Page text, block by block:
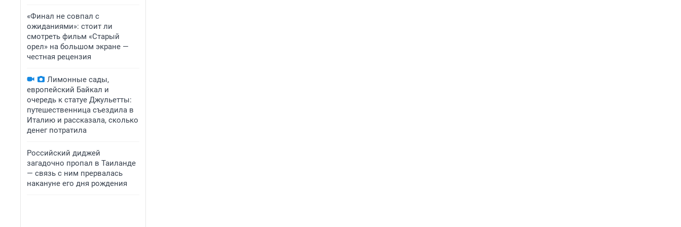
«Финал не совпал с
ожиданиями»: стоит ли
смотреть фильм «Старый
орел» на большом экране —
честная рецензия
Лимонные сады,
европейский Байкал и
очередь к статуе Джульетты:
путешественница съездила в
Италию и рассказала, сколько
денег потратила
Российский диджей
загадочно пропал в Таиланде
— связь с ним прервалась
накануне его дня рождения